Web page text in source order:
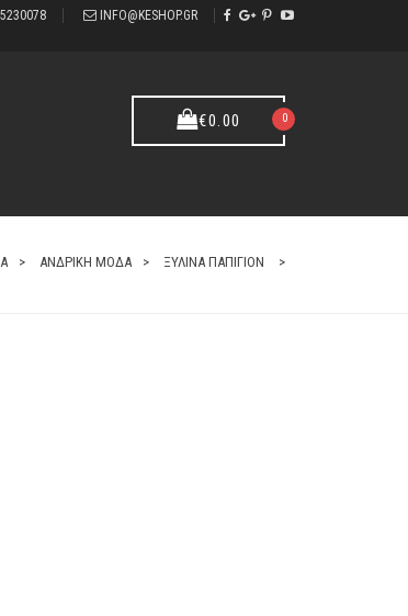
INFO@KESHOP.GR
€0.00 0
ΑΝΔΡΙΚΗ ΜΟΔΑ ΞΥΛΙΝΑ ΠΑΠΙΓΙΟΝ